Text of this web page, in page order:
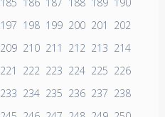
197 198 199 200 201
202
209 210 211 212 213 214
221 222 223 224 225 226
233 234 235 236 237 238